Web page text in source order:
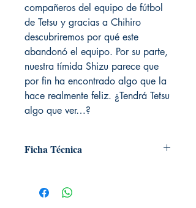
compañeros del equipo de fútbol
de Tetsu y gracias a Chihiro
descubriremos por qué este
abandonó el equipo. Por su parte,
nuestra tímida Shizu parece que
por fin ha encontrado algo que la
hace realmente feliz. ¿Tendrá Tetsu
algo que ver…?
Ficha Técnica
Editorial: Norma
Idioma: Castellano